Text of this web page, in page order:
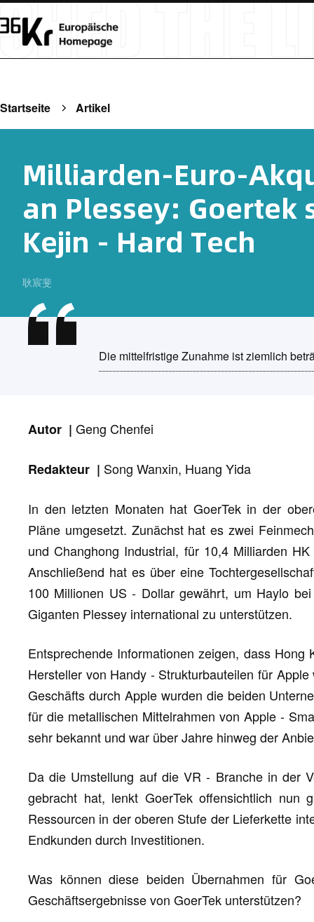
Startseite Artikel
Milliarden-Euro-
an Plessey: Goertek
Kejin - Hard Tech
耿宸斐
Die mittelfristige Zunahme ist ziemlich
Autor | Geng Chenfei
Redakteur | Song Wanxin, Huang Yida
In den letzten Monaten hat GoerTek in der
Pläne umgesetzt. Zunächst hat es zwei
und Changhong Industrial, für 10,4 Milliarden
Anschließend hat es über eine
100 Millionen US - Dollar gewährt, um Haylo
Giganten Plessey international zu unterstützen.
Entsprechende Informationen zeigen, dass
Hersteller von Handy - Strukturbauteilen für
Geschäfts durch Apple wurden die beiden
für die metallischen Mittelrahmen von Apple -
sehr bekannt und war über Jahre hinweg der
Da die Umstellung auf die VR - Branche in der
gebracht hat, lenkt GoerTek offensichtlich
Ressourcen in der oberen Stufe der Lieferkette
Endkunden durch Investitionen.
Was können diese beiden Übernahmen für
Geschäftsergebnisse von GoerTek unterstützen?